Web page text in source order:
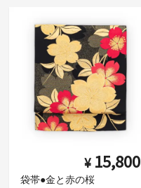
¥ 15,800
袋帯●金と赤の桜